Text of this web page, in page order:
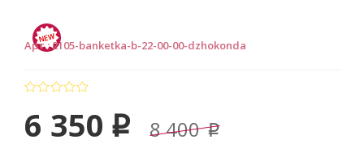
Арт.:2105-banketka-b-22-00-00-dzhokonda
6 350 p 8 400 p